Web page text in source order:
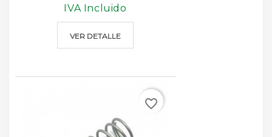
IVA Incluido
VER DETALLE
favorite_border